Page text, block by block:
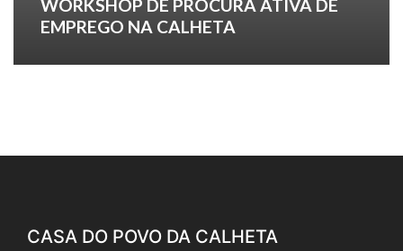
WORKSHOP DE PROCURA ATIVA DE
EMPREGO NA CALHETA
CASA DO POVO DA CALHETA